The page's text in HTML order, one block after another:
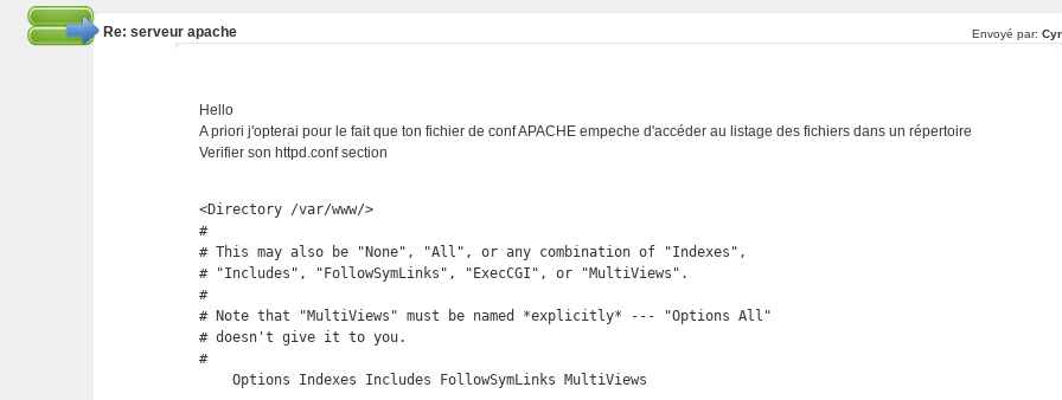
Re: serveur apache Envoyé par:
Hello
A priori j'opterai pour le fait que ton fichier de conf APACHE empeche d'accéder au listage des fichiers dans un répertoire
Verifier son httpd.conf section
<Directory /var/www/>
#
# This may also be "None", "All", or any combination of "Indexes",
# "Includes", "FollowSymLinks", "ExecCGI", or "MultiViews".
#
# Note that "MultiViews" must be named *explicitly* --- "Options All"
# doesn't give it to you.
#
    Options Indexes Includes FollowSymLinks MultiViews